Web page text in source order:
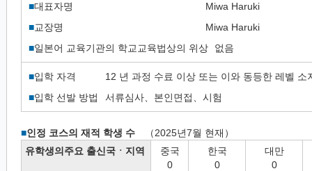
■대표자명
Miwa Haruki
■교장명
Miwa Haruki
■일본어 교육기관의 학교교육법상의 위상 없음
■입학 자격
12 년 과정 수료 이상 또는 이와 동등한 레벨 소
■입학 선발 방법 서류심사、본인면접、시험
■인정 코스의 재적 학생 수 （2025년7월 현재）
유학생의주요 출신국ㆍ지역
중국
0
한국
0
대만
0